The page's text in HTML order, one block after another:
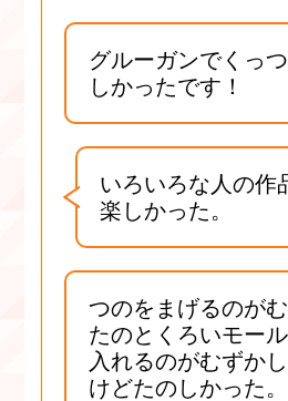
グルーガンでくっ
しかったです！
いろいろな人の作
楽しかった。
つのをまげるのが
たのとくろいモー
入れるのがむずか
けどたのしかった。